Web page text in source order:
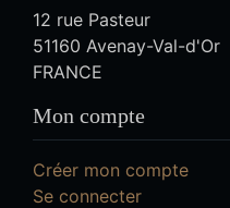
12 rue Pasteur
51160 Avenay-Val-d'Or
FRANCE
Mon compte
Créer mon compte
Se connecter